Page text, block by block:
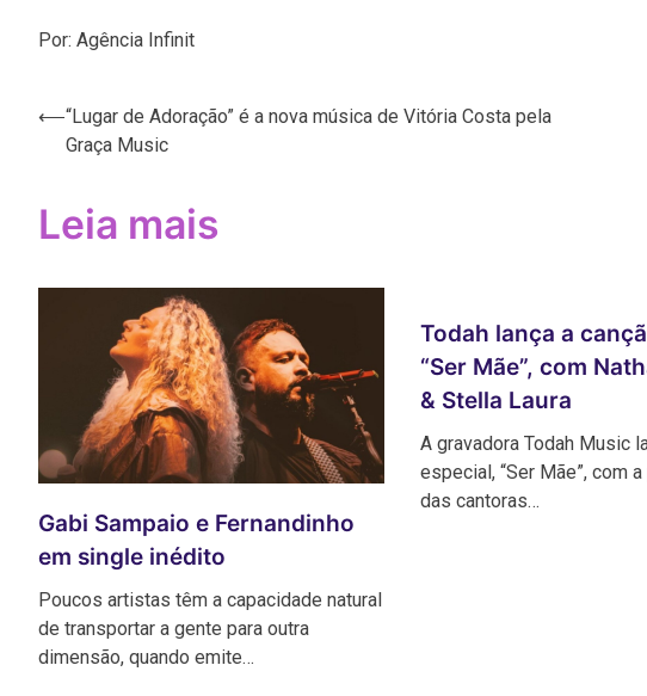
Por: Agência Infinit
Navegação
⟵“Lugar de Adoração” é a nova música de Vitória Costa pela
Graça Music
Leia mais
Gabi Sampaio e Fernandinho
em single inédito
Poucos artistas têm a capacidade natural
de transportar a gente para outra
dimensão, quando emite…
Todah lança a
“Ser Mãe”, com
& Stella Laura
A gravadora Todah Music
especial, “Ser Mãe”, com
das cantoras…